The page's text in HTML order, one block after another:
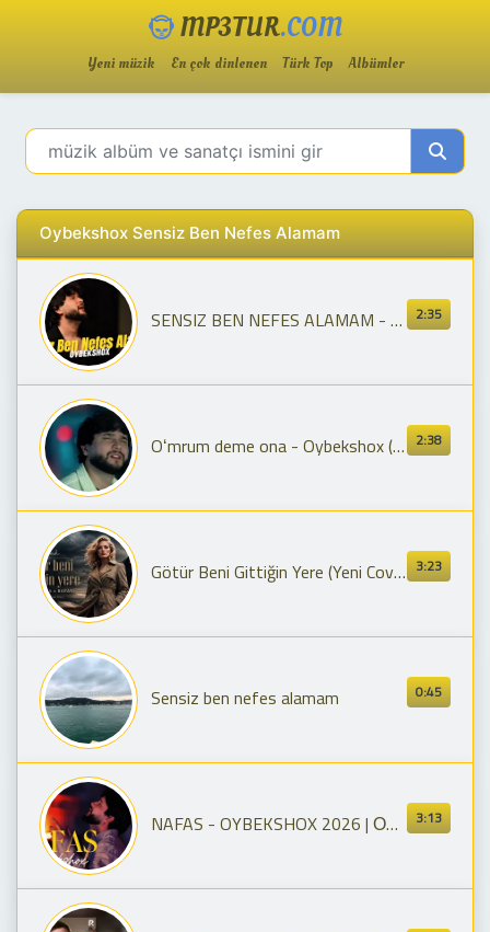
MP3TUR.COM
Yeni müzik En çok dinlenen Türk Top Albümler
Oybekshox Sensiz Ben Nefes Alamam
2:35
SENSIZ BEN NEFES ALAMAM - OYBEKSHOX | Sensiz Ben Nefes Alamam (Full version)
2:38
Oʻmrum deme ona - Oybekshox (shunaqa gaplar)
3:23
Götür Beni Gittiğin Yere (Yeni Cover) ft. LARA x BARAN
0:45
Sensiz ben nefes alamam
3:13
NAFAS - OYBEKSHOX 2026 | ОЙБЕКШОХ - НАФАС 2026